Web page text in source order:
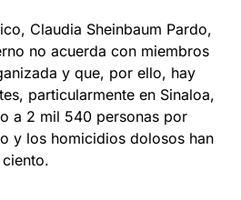
Claudia Sheinbaum Pardo,
no acuerda con miembros
y que, por ello, hay
particularmente en Sinaloa,
a 2 mil 540 personas por
y los homicidios dolosos han